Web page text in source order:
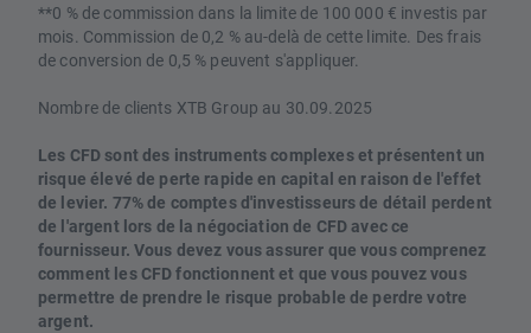
**0 % de commission dans la limite de 100 000 € investis par
mois. Commission de 0,2 % au-delà de cette limite. Des frais
de conversion de 0,5 % peuvent s'appliquer.
Nombre de clients XTB Group au 30.09.2025
Les CFD sont des instruments complexes et présentent un
risque élevé de perte rapide en capital en raison de l'effet
de levier. 77% de comptes d'investisseurs de détail perdent
de l'argent lors de la négociation de CFD avec ce
fournisseur. Vous devez vous assurer que vous comprenez
comment les CFD fonctionnent et que vous pouvez vous
permettre de prendre le risque probable de perdre votre
argent.